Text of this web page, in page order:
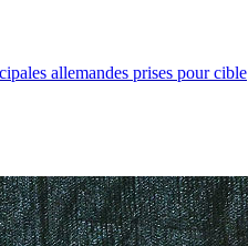
allemandes prises pour cible